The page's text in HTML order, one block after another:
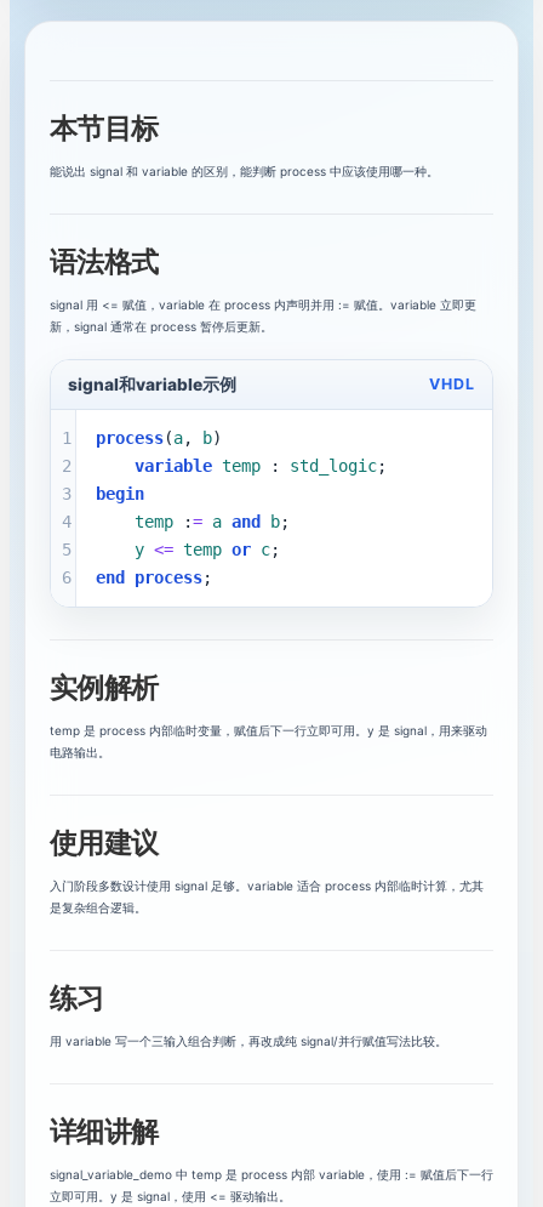
10 编译错误与波形调试：定位VHDL问题
11 词法基础：注释、标识符和字面量
12 运算符与表达式：逻辑、比较和移位
13 constant与generic：参数化VHDL模块
14 signal与variable：赋值时机的差异
15 模块层次化：entity例化与port map
16 library、use与package：组织可复用定义
20 可综合VHDL风格：从仿真到硬件
本节目标
能说出 signal 和 variable 的区别，能判断 process 中应该使用哪一种。
语法格式
signal 用 <= 赋值，variable 在 process 内声明并用 := 赋值。variable 立即更
新，signal 通常在 process 暂停后更新。
signal和variable示例 VHDL
1
2
3
4
5
6
process(a, b)
variable temp : std_logic;
begin
temp := a and b;
y <= temp or c;
end
process;
实例解析
temp 是 process 内部临时变量，赋值后下一行立即可用。y 是 signal，用来驱动
电路输出。
使用建议
入门阶段多数设计使用 signal 足够。variable 适合 process 内部临时计算，尤其
是复杂组合逻辑。
练习
用 variable 写一个三输入组合判断，再改成纯 signal/并行赋值写法比较。
详细讲解
signal_variable_demo 中 temp 是 process 内部 variable，使用 := 赋值后下一行
立即可用。y 是 signal，使用 <= 驱动输出。